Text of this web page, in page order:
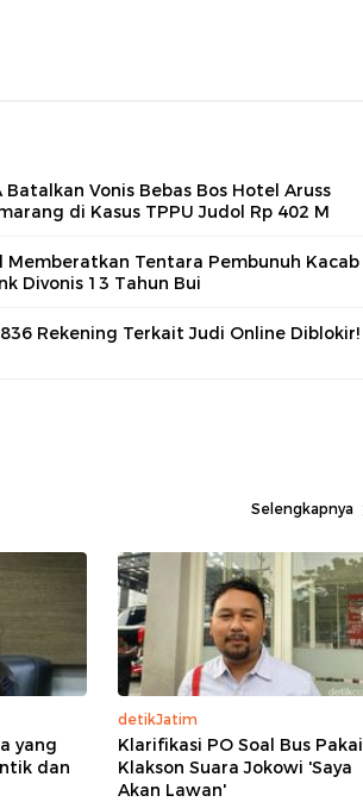
Batalkan Vonis Bebas Bos Hotel Aruss
di Kasus TPPU Judol Rp 402 M
Memberatkan Tentara Pembunuh Kacab
Divonis 13 Tahun Bui
Rekening Terkait Judi Online Diblokir!
Selengkapnya
yang
dan
detikJatim
Klarifikasi PO Soal Bus Pakai
Klakson Suara Jokowi 'Saya
Akan Lawan'